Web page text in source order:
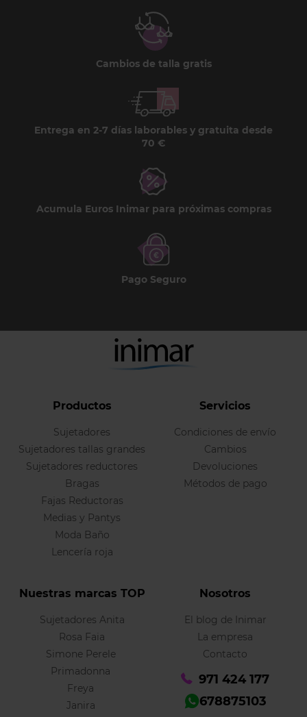
Cambios de talla gratis
Entrega en 2-7 días laborables y gratuita desde
70 €
Acumula Euros Inimar para próximas compras
Pago Seguro
Productos
Sujetadores
Sujetadores tallas grandes
Sujetadores reductores
Bragas
Fajas Reductoras
Medias y Pantys
Moda Baño
Lencería roja
Servicios
Condiciones de envío
Cambios
Devoluciones
Métodos de pago
Nuestras marcas TOP
Sujetadores Anita
Rosa Faia
Simone Perele
Primadonna
Freya
Janira
Nosotros
El blog de Inimar
La empresa
Contacto
971 424 177
678875103